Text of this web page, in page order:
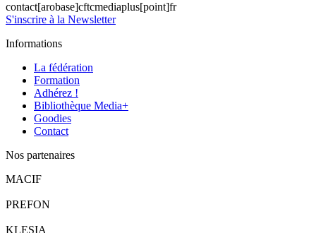
contact[arobase]cftcmediaplus[point]fr
S'inscrire à la Newsletter
Informations
La fédération
Formation
Adhérez !
Bibliothèque Media+
Goodies
Contact
Nos partenaires
MACIF
PREFON
KLESIA